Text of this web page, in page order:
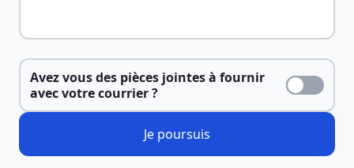
Avez vous des pièces jointes à fournir
avec votre courrier ?
Je poursuis